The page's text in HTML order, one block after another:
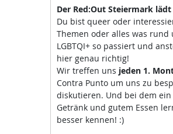
Der Red:Out Steiermark
Du bist queer oder
Themen oder alles was rund
LGBTQI+ so passiert und
hier genau richtig!
Wir treffen uns jeden 1.
Contra Punto um uns zu
diskutieren. Und bei dem
Getränk und gutem Essen
besser kennen! :)